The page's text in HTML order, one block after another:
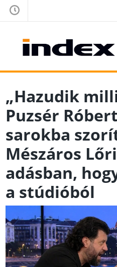
„Hazudik
Puzsér
sarokba
Mészáros
adásban,
a stúdióból